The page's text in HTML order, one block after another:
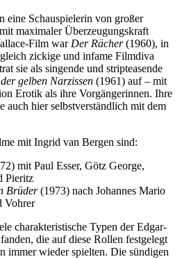
eine Schauspielerin von großer
maximaler Überzeugungskraft
Film war Der Rächer(1960), in
zickige und infame Filmdiva
sie als singende und stripteasende
gelben Narzissen (1961) auf – mit
Erotik als ihre Vorgängerinnen. Ihre
auch hier selbstverständlich mit dem
mit Ingrid van Bergen sind:
mit Paul Esser, Götz George,
Pieritz
Brüder(1973) nach Johannes Mario
Vohrer
charakteristische Typen der Edgar-
die auf diese Rollen festgelegt
immer wieder spielten. Die sündigen